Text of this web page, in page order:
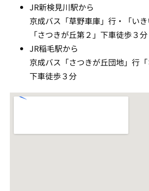
JR新検見川駅から
京成バス「草野車庫」行・「い
「さつきが丘第２」下車徒歩３分
JR稲毛駅から
京成バス「さつきが丘団地」行「
下車徒歩３分